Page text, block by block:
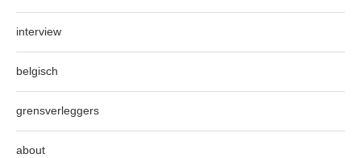
interview
belgisch
grensverleggers
about